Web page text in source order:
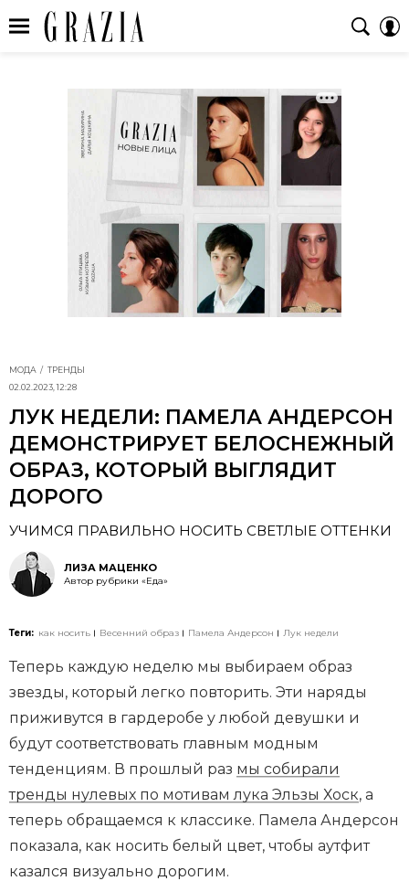
МОДА
ТРЕНДЫ
02.02.2023, 12:28
ЛУК НЕДЕЛИ: ПАМЕЛА АНДЕРСОН
ДЕМОНСТРИРУЕТ БЕЛОСНЕЖНЫЙ
ОБРАЗ, КОТОРЫЙ ВЫГЛЯДИТ
ДОРОГО
УЧИМСЯ ПРАВИЛЬНО НОСИТЬ СВЕТЛЫЕ ОТТЕНКИ
ЛИЗА МАЦЕНКО
Автор рубрики «Еда»
Теги: как носить Весенний образ Памела Андерсон Лук недели
Теперь каждую неделю мы выбираем образ
звезды, который легко повторить. Эти наряды
приживутся в гардеробе у любой девушки и
будут соответствовать главным модным
тенденциям. В прошлый раз мы собирали
тренды нулевых по мотивам лука Эльзы Хоск, а
теперь обращаемся к классике. Памела Андерсон
показала, как носить белый цвет, чтобы аутфит
казался визуально дорогим.